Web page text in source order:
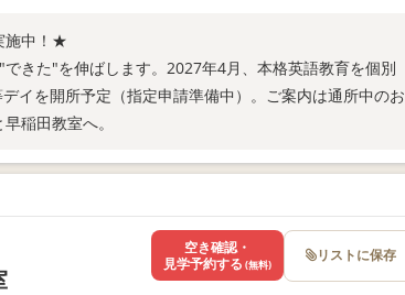
施中！★
きた"を伸ばします。2027年4月、本格英語教育を個別
イを開所予定（指定申請準備中）。ご案内は通所中のお
稲田教室へ。
空き確認・
見学予約する (無料) リストに保存